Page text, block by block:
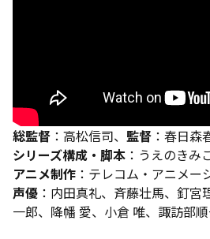
総監督 ：高松信司、 監督 ：春日森
シリーズ構成・脚本 ：うえのきみ
アニメ制作 ：テレコム・アニメー
声優 ：内田真礼、斉藤壮馬、釘
一郎、降幡 愛、小倉 唯、諏訪部